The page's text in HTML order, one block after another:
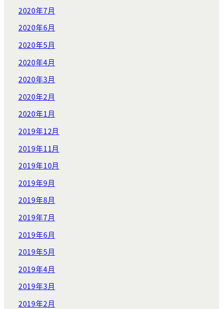
2020年7月
2020年6月
2020年5月
2020年4月
2020年3月
2020年2月
2020年1月
2019年12月
2019年11月
2019年10月
2019年9月
2019年8月
2019年7月
2019年6月
2019年5月
2019年4月
2019年3月
2019年2月